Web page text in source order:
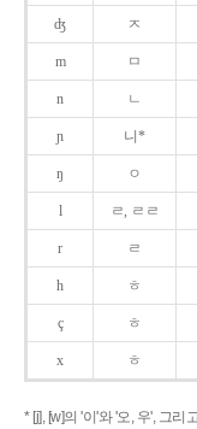
ʤ ㅈ
m ㅁ
n ㄴ
ɲ 니*
ŋ ㅇ
l ㄹ, ㄹㄹ
r ㄹ
h ㅎ
ç ㅎ
x ㅎ
* [j], [w]의 '이'와 '오, 우', 그